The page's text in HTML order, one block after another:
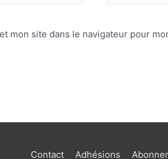
mon site dans le navigateur pour
Contact Adhésions